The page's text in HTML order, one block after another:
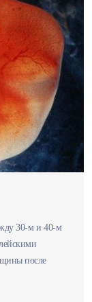
30-м и 40-м
после